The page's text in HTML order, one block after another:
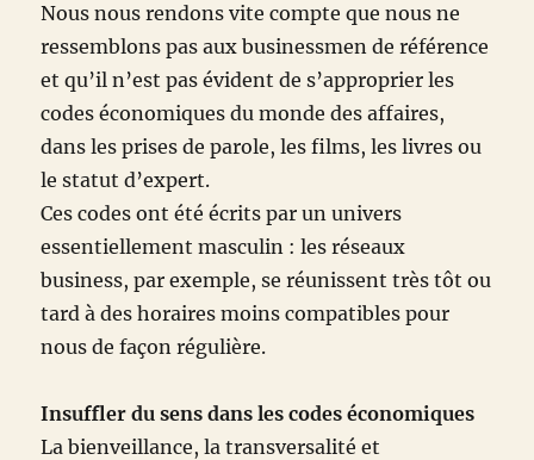
Nous nous rendons vite compte que nous ne
ressemblons pas aux businessmen de référence
et qu’il n’est pas évident de s’approprier les
codes économiques du monde des affaires,
dans les prises de parole, les films, les livres ou
le statut d’expert.
Ces codes ont été écrits par un univers
essentiellement masculin : les réseaux
business, par exemple, se réunissent très tôt ou
tard à des horaires moins compatibles pour
nous de façon régulière.
Insuffler du sens dans les codes économiques
La bienveillance, la transversalité et